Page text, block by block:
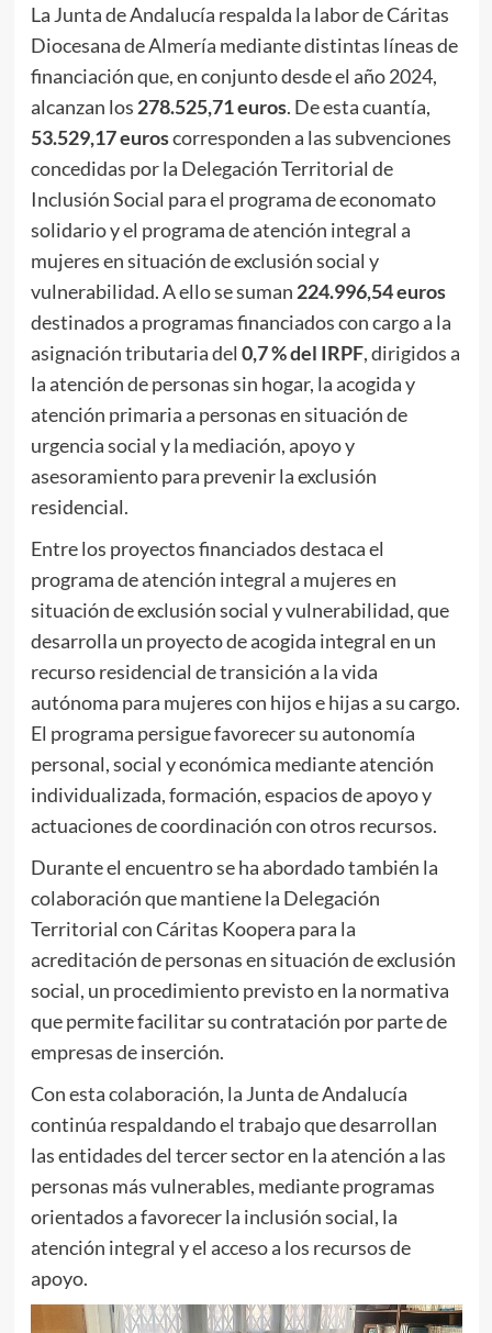
La Junta de Andalucía respalda la labor de Cáritas
Diocesana de Almería mediante distintas líneas de
financiación que, en conjunto desde el año 2024,
alcanzan los 278.525,71 euros. De esta cuantía,
53.529,17 euroscorresponden a las subvenciones
concedidas por la Delegación Territorial de
Inclusión Social para el programa de economato
solidario y el programa de atención integral a
mujeres en situación de exclusión social y
vulnerabilidad. A ello se suman 224.996,54 euros
destinados a programas financiados con cargo a la
asignación tributaria del 0,7 % del IRPF, dirigidos a
la atención de personas sin hogar, la acogida y
atención primaria a personas en situación de
urgencia social y la mediación, apoyo y
asesoramiento para prevenir la exclusión
residencial.
Entre los proyectos financiados destaca el
programa de atención integral a mujeres en
situación de exclusión social y vulnerabilidad, que
desarrolla un proyecto de acogida integral en un
recurso residencial de transición a la vida
autónoma para mujeres con hijos e hijas a su cargo.
El programa persigue favorecer su autonomía
personal, social y económica mediante atención
individualizada, formación, espacios de apoyo y
actuaciones de coordinación con otros recursos.
Durante el encuentro se ha abordado también la
colaboración que mantiene la Delegación
Territorial con Cáritas Koopera para la
acreditación de personas en situación de exclusión
social, un procedimiento previsto en la normativa
que permite facilitar su contratación por parte de
empresas de inserción.
Con esta colaboración, la Junta de Andalucía
continúa respaldando el trabajo que desarrollan
las entidades del tercer sector en la atención a las
personas más vulnerables, mediante programas
orientados a favorecer la inclusión social, la
atención integral y el acceso a los recursos de
apoyo.